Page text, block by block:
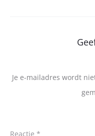
Je e-mailadres wordt
Reactie *